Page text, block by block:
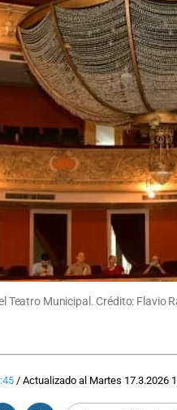
Teatro Municipal. Crédito: Flavio
/ Actualizado al Martes 17.3.2026